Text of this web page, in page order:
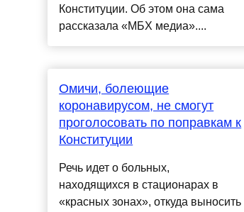
Конституции. Об этом она сама
рассказала «МБХ медиа»....
Омичи, болеющие
коронавирусом, не смогут
проголосовать по поправкам к
Конституции
Речь идет о больных,
находящихся в стационарах в
«красных зонах», откуда выносить